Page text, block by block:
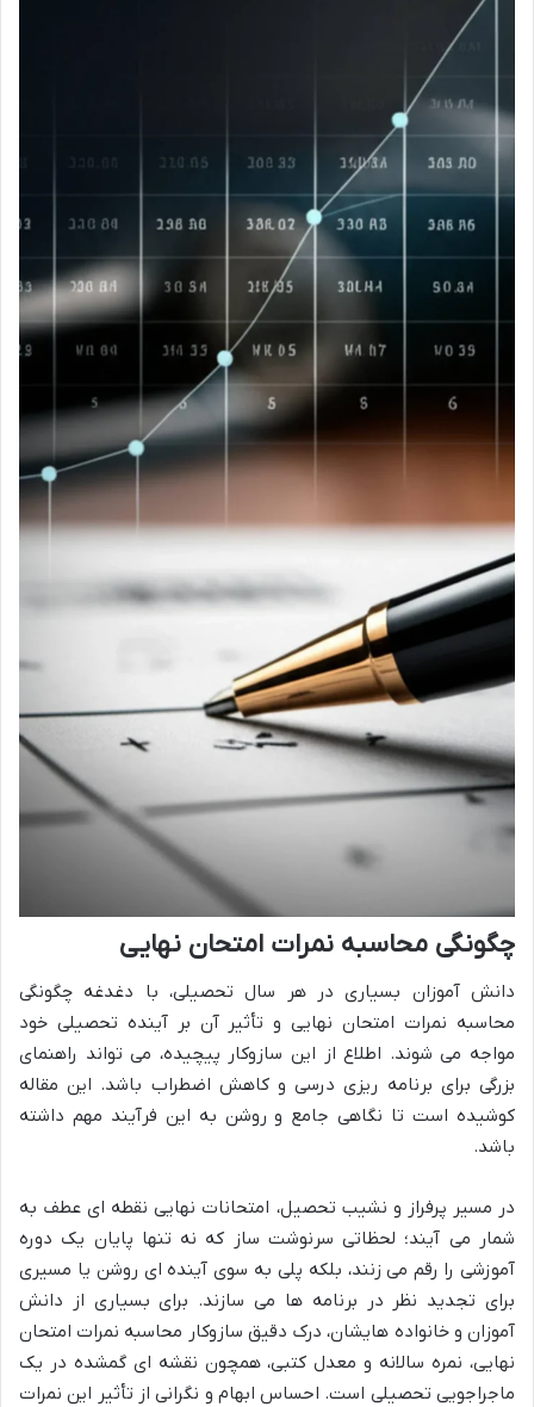
چگونگی محاسبه نمرات امتحان نهایی
دانش آموزان بسیاری در هر سال تحصیلی، با دغدغه چگونگی
محاسبه نمرات امتحان نهایی و تأثیر آن بر آینده تحصیلی خود
مواجه می شوند. اطلاع از این سازوکار پیچیده، می تواند راهنمای
بزرگی برای برنامه ریزی درسی و کاهش اضطراب باشد. این مقاله
کوشیده است تا نگاهی جامع و روشن به این فرآیند مهم داشته
باشد.
در مسیر پرفراز و نشیب تحصیل، امتحانات نهایی نقطه ای عطف به
شمار می آیند؛ لحظاتی سرنوشت ساز که نه تنها پایان یک دوره
آموزشی را رقم می زنند، بلکه پلی به سوی آینده ای روشن یا مسیری
برای تجدید نظر در برنامه ها می سازند. برای بسیاری از دانش
آموزان و خانواده هایشان، درک دقیق سازوکار محاسبه نمرات امتحان
نهایی، نمره سالانه و معدل کتبی، همچون نقشه ای گمشده در یک
ماجراجویی تحصیلی است. احساس ابهام و نگرانی از تأثیر این نمرات